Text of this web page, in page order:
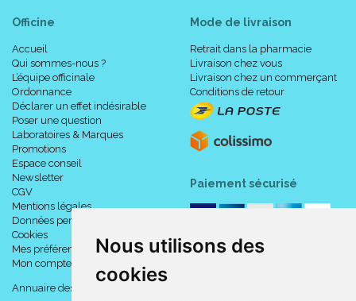
Nous utilisons des
cookies
Officine
Accueil
Qui sommes-nous ?
L’équipe officinale
Ordonnance
Déclarer un effet indésirable
Poser une question
Laboratoires & Marques
Promotions
Espace conseil
Newsletter
CGV
Mentions légales
Données personnelles
Cookies
Mes préférences Cookies
Mon compte
Annuaire des pharmacies
Mode de livraison
Retrait dans la pharmacie
Livraison chez vous
Livraison chez un commerçant
Conditions de retour
Paiement sécurisé